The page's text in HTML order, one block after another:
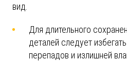
вид.
Для длительного
деталей следует
перепадов и излишней